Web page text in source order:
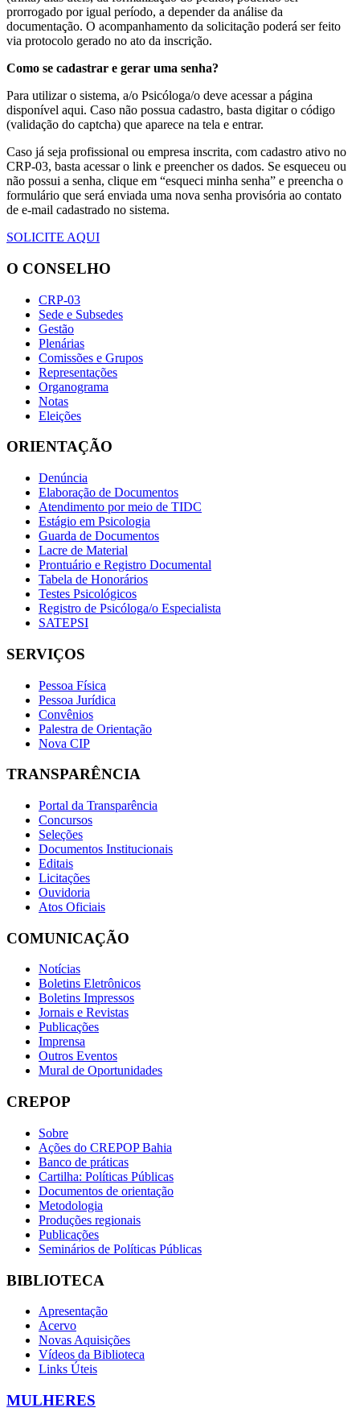
prorrogado por igual período, a depender da análise da
documentação. O acompanhamento da solicitação poderá ser feito
via protocolo gerado no ato da inscrição.
Como se cadastrar e gerar uma senha?
Para utilizar o sistema, a/o Psicóloga/o deve acessar a página
disponível aqui. Caso não possua cadastro, basta digitar o código
(validação do captcha) que aparece na tela e entrar.
Caso já seja profissional ou empresa inscrita, com cadastro ativo no
CRP-03, basta acessar o link e preencher os dados. Se esqueceu ou
não possui a senha, clique em “esqueci minha senha” e preencha o
formulário que será enviada uma nova senha provisória ao contato
de e-mail cadastrado no sistema.
SOLICITE AQUI
O CONSELHO
CRP-03
Sede e Subsedes
Gestão
Plenárias
Comissões e Grupos
Representações
Organograma
Notas
Eleições
ORIENTAÇÃO
Denúncia
Elaboração de Documentos
Atendimento por meio de TIDC
Estágio em Psicologia
Guarda de Documentos
Lacre de Material
Prontuário e Registro Documental
Tabela de Honorários
Testes Psicológicos
Registro de Psicóloga/o Especialista
SATEPSI
SERVIÇOS
Pessoa Física
Pessoa Jurídica
Convênios
Palestra de Orientação
Nova CIP
TRANSPARÊNCIA
Portal da Transparência
Concursos
Seleções
Documentos Institucionais
Editais
Licitações
Ouvidoria
Atos Oficiais
COMUNICAÇÃO
Notícias
Boletins Eletrônicos
Boletins Impressos
Jornais e Revistas
Publicações
Imprensa
Outros Eventos
Mural de Oportunidades
CREPOP
Sobre
Ações do CREPOP Bahia
Banco de práticas
Cartilha: Políticas Públicas
Documentos de orientação
Metodologia
Produções regionais
Publicações
Seminários de Políticas Públicas
BIBLIOTECA
Apresentação
Acervo
Novas Aquisições
Vídeos da Biblioteca
Links Úteis
MULHERES